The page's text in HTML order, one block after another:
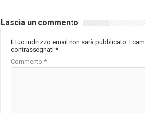
Lascia un commento
Il tuo indirizzo email non sarà pubblicato. I
contrassegnati*
Commento*